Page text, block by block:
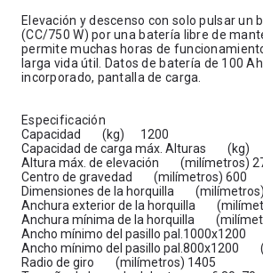
Elevación y descenso con solo pulsar un
(CC/750 W) por una batería libre de
permite muchas horas de
larga vida útil. Datos de batería de 100
incorporado, pantalla de carga.
Especificación
Capacidad (kg) 1200
Capacidad de carga máx. Alturas
Altura máx. de elevación (milímetros)
Centro de gravedad (milímetros) 600
Dimensiones de la horquilla
Anchura exterior de la horquilla
Anchura mínima de la horquilla
Ancho mínimo del pasillo
Ancho mínimo del pasillo pal.800x1200
Radio de giro (milímetros) 1405